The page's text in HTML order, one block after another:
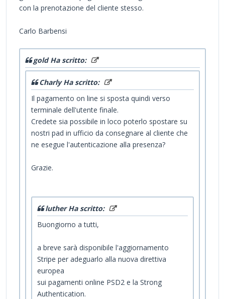
con la prenotazione del cliente stesso.
Carlo Barbensi
gold Ha scritto:
Charly Ha scritto:
Il pagamento on line si sposta quindi verso
terminale dell'utente finale.
Credete sia possibile in loco poterlo spostare su
nostri pad in ufficio da consegnare al cliente che
ne esegue l'autenticazione alla presenza?
Grazie.
luther Ha scritto:
Buongiorno a tutti,
a breve sarà disponibile l'aggiornamento
Stripe per adeguarlo alla nuova direttiva
europea
sui pagamenti online PSD2 e la Strong
Authentication.